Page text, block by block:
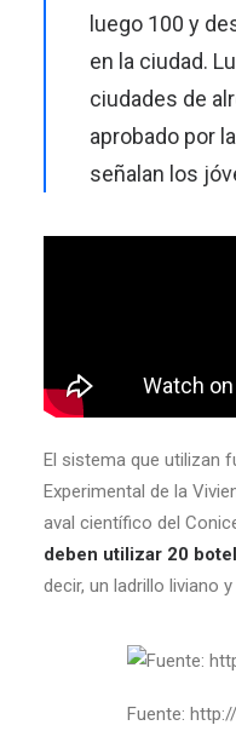
luego 100 y
en la ciudad.
ciudades de
aprobado por
señalan los
El sistema que utilizan
Experimental de la
aval científico del
deben utilizar 20
decir, un ladrillo liviano
Fuente: